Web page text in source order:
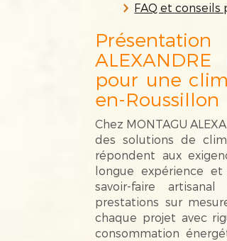
FAQ et conseils
pour une
en-Roussillon
Chez MONTAGU
des solutions de
répondent aux
longue expérience
savoir-faire
prestations sur
chaque projet avec
consommation